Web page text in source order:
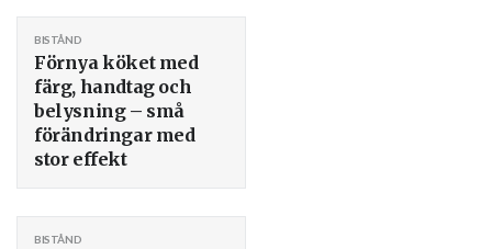
Förnya köket med
färg, handtag och
belysning – små
förändringar med
stor effekt
BISTÅND
BISTÅND